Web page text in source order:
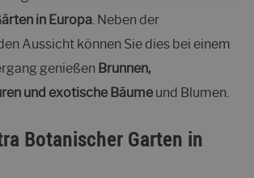
in Europa. Neben der
Aussicht können Sie dies bei einem
genießen Brunnen,
und exotische Bäume und Blumen.
Botanischer Garten in